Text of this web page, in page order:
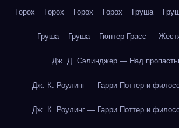
Горох Горох Горох Горох Груша
Груша Груша Гюнтер Грасс —
Дж. Д. Сэлинджер — Над
Дж. К. Роулинг — Гарри Поттер и
Дж. К. Роулинг — Гарри Поттер и